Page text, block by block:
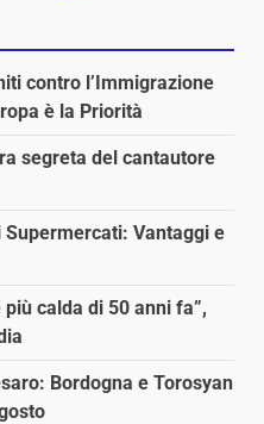
contro l’Immigrazione
è la Priorità
segreta del cantautore
Supermercati: Vantaggi e
più calda di 50 anni fa”,
Bordogna e Torosyan